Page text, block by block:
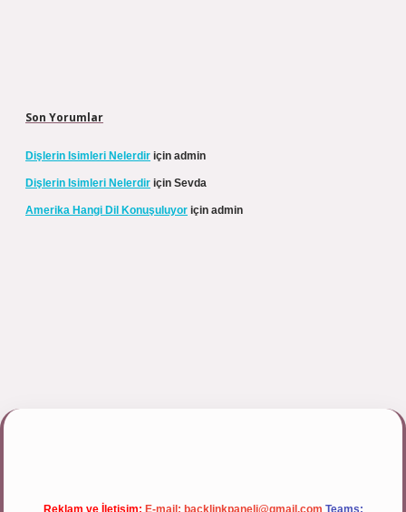
Son Yorumlar
Dişlerin Isimleri Nelerdir için admin
Dişlerin Isimleri Nelerdir için Sevda
Amerika Hangi Dil Konuşuluyor için admin
Reklam ve İletişim: E-mail: backlinkpaneli@gmail.com Teams: